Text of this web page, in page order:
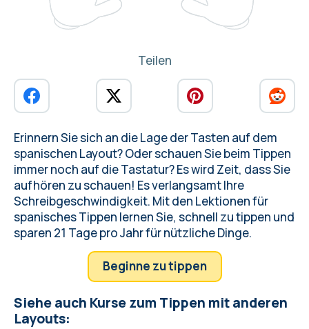
Teilen
Erinnern Sie sich an die Lage der Tasten auf dem
spanischen Layout? Oder schauenSie beim Tippen
immer noch auf die Tastatur? Es wird Zeit, dass Sie
aufhören zu schauen! Es verlangsamt Ihre
Schreibgeschwindigkeit. Mit den Lektionen für
spanisches Tippen lernen Sie, schnell zu tippen und
sparen 21 Tage proJahr für nützliche Dinge.
Beginne zu tippen
Siehe auch Kurse zum Tippen mit anderen
Layouts: